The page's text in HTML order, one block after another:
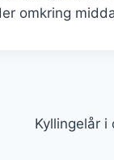
omkring
Kyllingelår